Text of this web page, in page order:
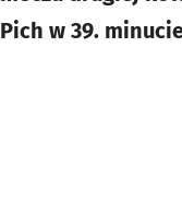
Pich w 39.